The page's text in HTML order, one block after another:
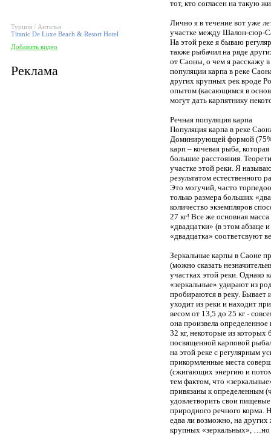
Турция / Анталья
Titanic De Luxe Beach & Resort Hotel
Добавить видео
Реклама
тот, кто согласен на такую
Лично я в течение вот уже
участке между Шалон-сюр-
На этой реке я бываю
также рыбачил на ряде
от Саоны, о чем я расскажу в
популяции карпа в реке
других крупных рек вроде
опытом (касающимся в
могут дать карпятнику
Речная популяция карпа
Популяция карпа в реке
Доминирующей формой
карп – кочевая рыба,
большие расстояния.
участке этой реки. Я
результатом естественного
Это могучий, часто
только размера больших
количество экземпляров
27 кг! Все же основная
«двадцатки» (в этом абзаце
«двадцатка» соответсвуют
Зеркальные карпы в Саоне
(можно сказать
участках этой реки. Однако
«зеркальные» удирают из
пробираются в реку.
уходит из реки и находит
весом от 13,5 до 25 кг -
она произвела
32 кг, некоторые из
посвященной карповой
на этой реке с регулярным
прикормленные места
(сжигающих энергию и
тем фактом, что
привязаны к определенным
удовлетворить свои
природного речного корма.
едва ли возможно, на
крупных «зеркальных», …но